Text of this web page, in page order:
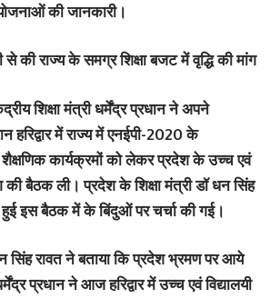
की जानकारी।
की राज्य के समग्र शिक्षा बजट में वृद्धि की मांग
शिक्षा मंत्री धर्मेंद्र प्रधान ने अपने
हरिद्वार में राज्य में एनईपी-2020 के
शैक्षणिक कार्यक्रमों को लेकर प्रदेश के उच्च एवं
की बैठक ली। प्रदेश के शिक्षा मंत्री डॉ धन सिंह
इस बैठक में के बिंदुओं पर चर्चा की गई।
सिंह रावत ने बताया कि प्रदेश भ्रमण पर आये
प्रधान ने आज हरिद्वार में उच्च एवं विद्यालयी